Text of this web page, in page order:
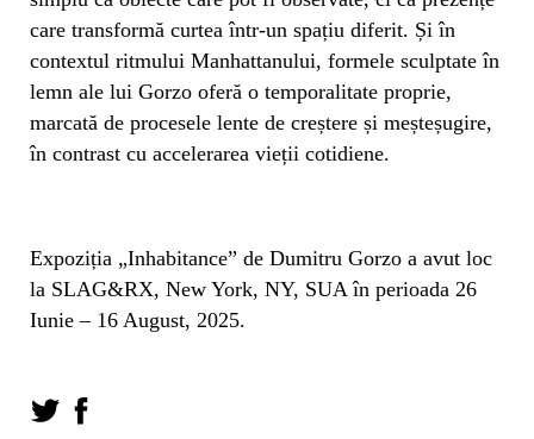
care transformă curtea într-un spațiu diferit. Și în
contextul ritmului Manhattanului, formele sculptate în
lemn ale lui Gorzo oferă o temporalitate proprie,
marcată de procesele lente de creștere și meșteșugire,
în contrast cu accelerarea vieții cotidiene.
Expoziția „Inhabitance” de Dumitru Gorzo a avut loc
la SLAG&RX, New York, NY, SUA în perioada 26
Iunie – 16 August, 2025.